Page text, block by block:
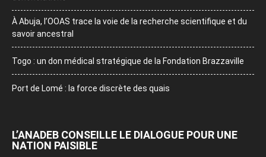
À Abuja, l’OOAS trace la voie de la recherche scientifique et du
savoir ancestral
Togo : un don médical stratégique de la Fondation Brazzaville
Port de Lomé : la force discrète des quais
L’ANADEB CONSEILLE LE DIALOGUE POUR UNE
NATION PAISIBLE